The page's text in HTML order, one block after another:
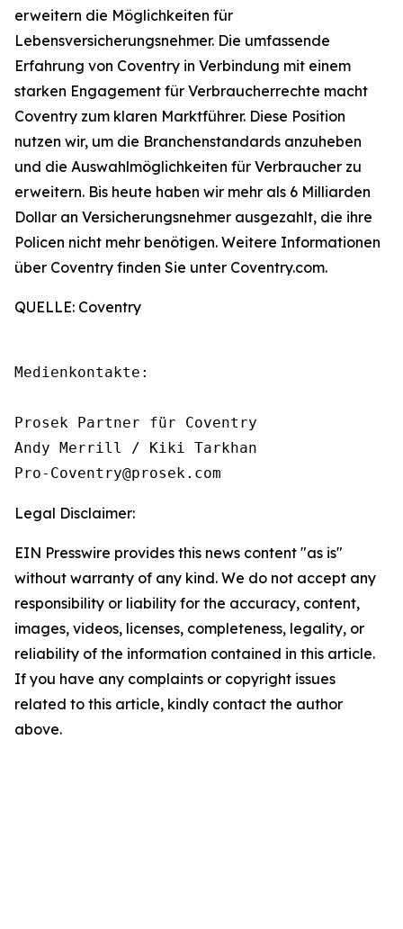
erweitern die Möglichkeiten für
Lebensversicherungsnehmer. Die umfassende
Erfahrung von Coventry in Verbindung mit einem
starken Engagement für Verbraucherrechte macht
Coventry zum klaren Marktführer. Diese Position
nutzen wir, um die Branchenstandards anzuheben
und die Auswahlmöglichkeiten für Verbraucher zu
erweitern. Bis heute haben wir mehr als 6 Milliarden
Dollar an Versicherungsnehmer ausgezahlt, die ihre
Policen nicht mehr benötigen. Weitere Informationen
über Coventry finden Sie unter Coventry.com.
QUELLE: Coventry
Medienkontakte:
Prosek Partner für Coventry
Andy Merrill / Kiki Tarkhan
Pro-Coventry@prosek.com
Legal Disclaimer:
EIN Presswire provides this news content "as is"
without warranty of any kind. We do not accept any
responsibility or liability for the accuracy, content,
images, videos, licenses, completeness, legality, or
reliability of the information contained in this article.
If you have any complaints or copyright issues
related to this article, kindly contact the author
above.